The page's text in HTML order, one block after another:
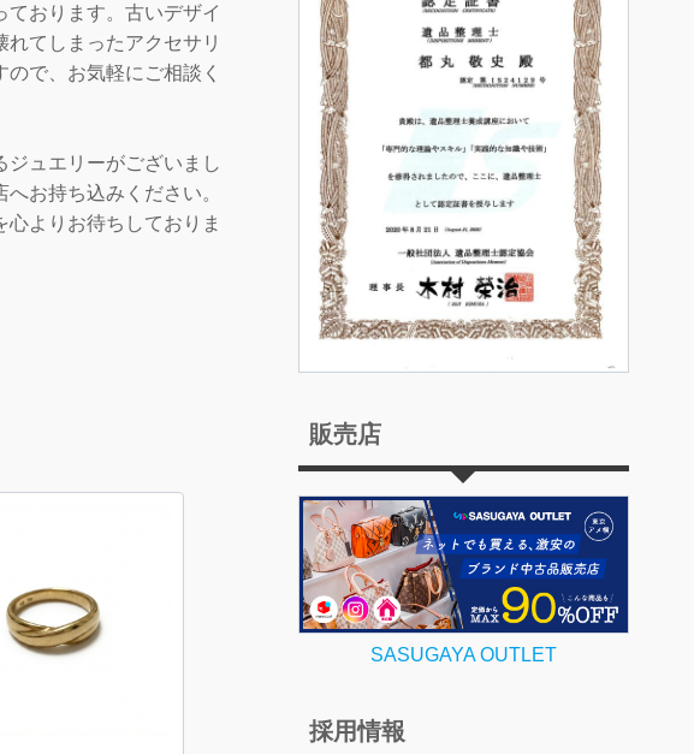
ております。古いデザイ
れてしまったアクセサリ
で、お気軽にご相談く
ジュエリーがございまし
お持ち込みください。
心よりお待ちしておりま
販売店
SASUGAYA OUTLET
採用情報